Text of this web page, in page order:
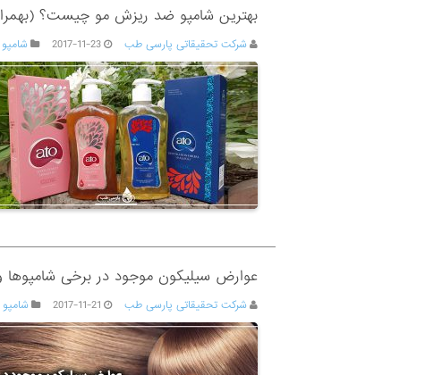
بهترین شامپو ضد ریزش مو چیست؟
شرکت تحقیقاتی پارسی طب 2017-11-23
عوارض سیلیکون موجود در برخی شامپوها
شرکت تحقیقاتی پارسی طب 2017-11-21